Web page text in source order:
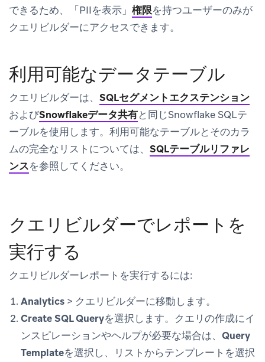
できるため、「PIIを表示」 権限を持つユーザーのみが
クエリビルダーにアクセスできます。
利用可能なデータテーブル
クエリビルダーは、 SQLセグメントエクステンション
およびSnowflakeデータ共有と同じSnowflake SQLテ
ーブルを使用します。利用可能なテーブルとそのカラ
ムの完全なリストについては、 SQLテーブルリファレ
ンスを参照してください。
クエリビルダーでレポートを
実行する
クエリビルダーレポートを実行するには:
Analytics > クエリビルダーに移動します。
Create SQL Queryを選択します。クエリの作成にイ
ンスピレーションやヘルプが必要な場合は、 Query
Templateを選択し、リストからテンプレートを選択